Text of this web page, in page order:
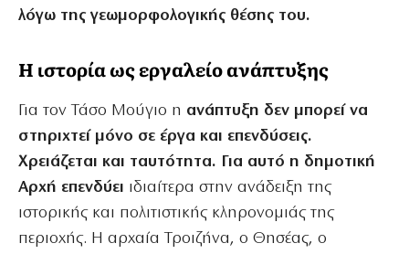
λόγω της γεωμορφολογικής θέσης του.
Η ιστορία ως εργαλείο ανάπτυξης
Για τον Τάσο Μούγιο η ανάπτυξη δεν μπορεί να
στηριχτεί μόνο σε έργα και επενδύσεις.
Χρειάζεται και ταυτότητα. Για αυτό η δημοτική
Αρχή επενδύει ιδιαίτερα στην ανάδειξη της
ιστορικής και πολιτιστικής κληρονομιάς της
περιοχής. Η αρχαία Τροιζήνα, ο Θησέας, ο